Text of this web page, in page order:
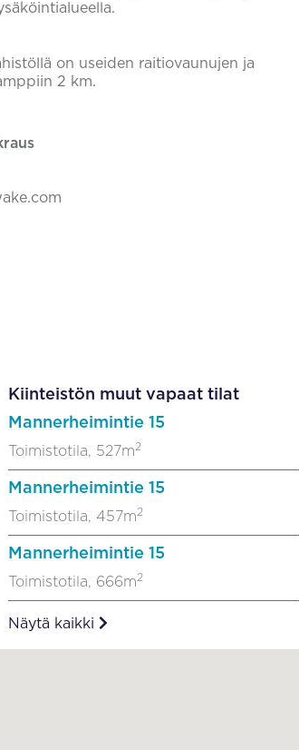
on useiden raitiovaunujen ja
2 km.
Kiinteistön muut vapaat tilat
Mannerheimintie 15
Toimistotila, 527m2
Mannerheimintie 15
Toimistotila, 457m2
Mannerheimintie 15
Toimistotila, 666m2
Näytä kaikki